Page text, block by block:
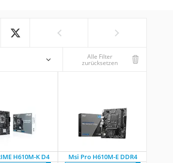
Alle Filter
zurücksetzen
H610M-K D4
Msi Pro H610M-E DDR4